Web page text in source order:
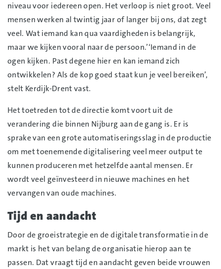
niveau voor iedereen open. Het verloop is niet groot. Veel
mensen werken al twintig jaar of langer bij ons, dat zegt
veel. Wat iemand kan qua vaardigheden is belangrijk,
maar we kijken vooral naar de persoon.’‘Iemand in de
ogen kijken. Past degene hier en kan iemand zich
ontwikkelen? Als de kop goed staat kun je veel bereiken’,
stelt Kerdijk-Drent vast.
Het toetreden tot de directie komt voort uit de
verandering die binnen Nijburg aan de gang is. Er is
sprake van een grote automatiseringsslag in de productie
om met toenemende digitalisering veel meer output te
kunnen produceren met hetzelfde aantal mensen. Er
wordt veel geïnvesteerd in nieuwe machines en het
vervangen van oude machines.
Tijd en aandacht
Door de groeistrategie en de digitale transformatie in de
markt is het van belang de organisatie hierop aan te
passen. Dat vraagt tijd en aandacht geven beide vrouwen